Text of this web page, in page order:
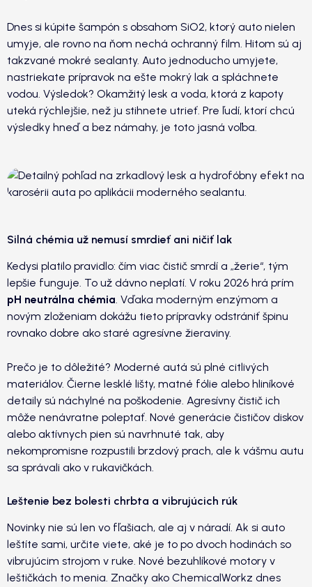
Dnes si kúpite šampón s obsahom SiO2, ktorý auto nielen
umyje, ale rovno na ňom nechá ochranný film. Hitom sú aj
takzvané mokré sealanty. Auto jednoducho umyjete,
nastriekate prípravok na ešte mokrý lak a spláchnete
vodou. Výsledok? Okamžitý lesk a voda, ktorá z kapoty
uteká rýchlejšie, než ju stihnete utrieť. Pre ľudí, ktorí chcú
výsledky hneď a bez námahy, je toto jasná voľba.
Silná chémia už nemusí smrdieť ani ničiť lak
Kedysi platilo pravidlo: čím viac čistič smrdí a „žerie“, tým
lepšie funguje. To už dávno neplatí. V roku 2026 hrá prím
pH neutrálna chémia. Vďaka moderným enzýmom a
novým zloženiam dokážu tieto prípravky odstrániť špinu
rovnako dobre ako staré agresívne žieraviny.
Prečo je to dôležité? Moderné autá sú plné citlivých
materiálov. Čierne lesklé lišty, matné fólie alebo hliníkové
detaily sú náchylné na poškodenie. Agresívny čistič ich
môže nenávratne poleptať. Nové generácie čističov diskov
alebo aktívnych pien sú navrhnuté tak, aby
nekompromisne rozpustili brzdový prach, ale k vášmu autu
sa správali ako v rukavičkách.
Leštenie bez bolesti chrbta a vibrujúcich rúk
Novinky nie sú len vo fľašiach, ale aj v náradí. Ak si auto
leštíte sami, určite viete, aké je to po dvoch hodinách so
vibrujúcim strojom v ruke. Nové bezuhlíkové motory v
leštičkách to menia. Značky ako ChemicalWorkz dnes